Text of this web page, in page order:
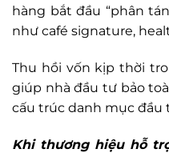
hàng bắt đầu “phân
như café signature,
Thu hồi vốn kịp thời
giúp nhà đầu tư bảo
cấu trúc danh mục đầu
Khi thương hiệu hỗ